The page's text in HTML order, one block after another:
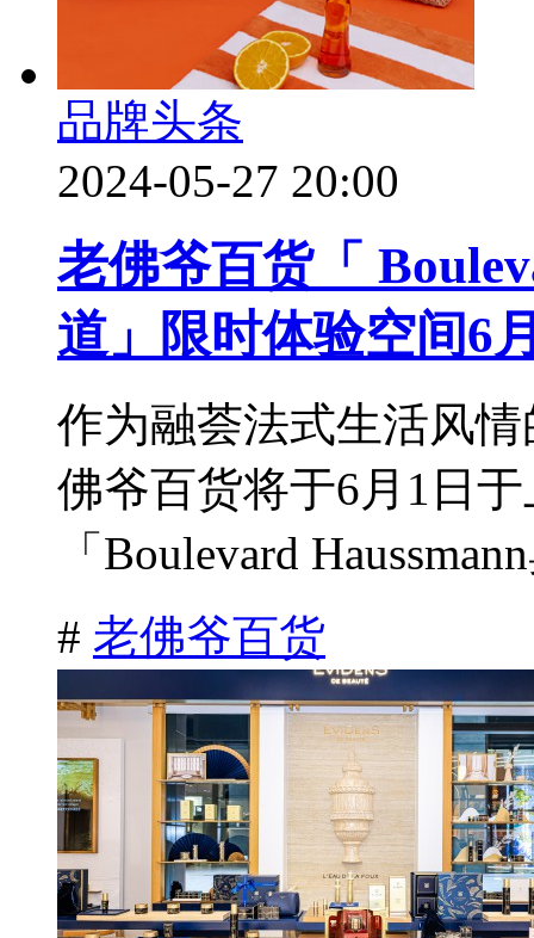
品牌头条
2024-05-27 20:00
老佛爷百货「
道」限时体验空间6
作为融荟法式生活风
佛爷百货将于6月1日
「Boulevard
# 老佛爷百货